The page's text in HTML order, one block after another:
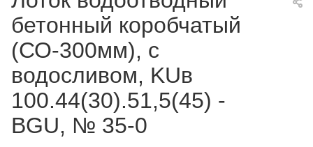
бетонный коробчатый
(СО-300мм), с
водосливом, KUв
100.44(30).51,5(45) -
BGU, № 35-0